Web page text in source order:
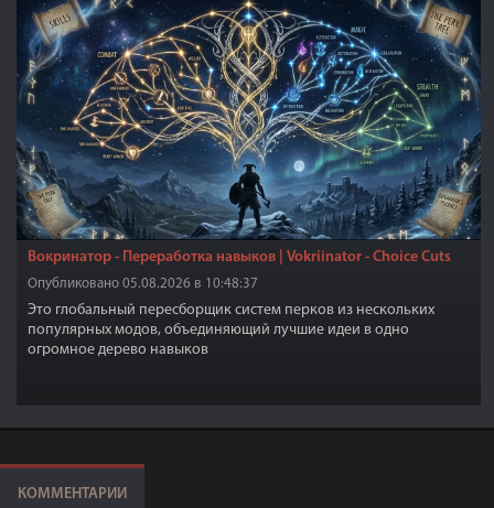
Вокринатор - Переработка навыков | Vokriinator - Choice Cuts
Опубликовано 05.08.2026 в 10:48:37
Это глобальный пересборщик систем перков из нескольких
популярных модов, объединяющий лучшие идеи в одно
огромное дерево навыков
КОММЕНТАРИИ